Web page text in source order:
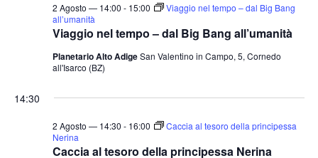
Viaggio nel tempo – dal Big Bang all’umanità
2 Agosto — 14:00 - 15:00
Viaggio nel tempo – dal Big Bang
all’umanità
Planetario Alto AdigeSan Valentino in Campo, 5, Cornedo
all'Isarco (BZ)
14:30
Caccia al tesoro della principessa Nerina
2 Agosto — 14:30 - 16:00
Caccia al tesoro della principessa
Nerina